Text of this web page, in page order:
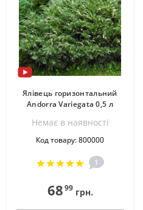
Ялівець горизонтальний
Andorra Variegata 0,5 л
Немає в наявностi
Код товару: 800000
1
6899грн.